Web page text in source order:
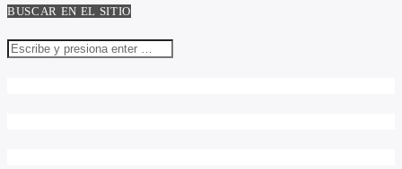
BUSCAR EN EL SITIO